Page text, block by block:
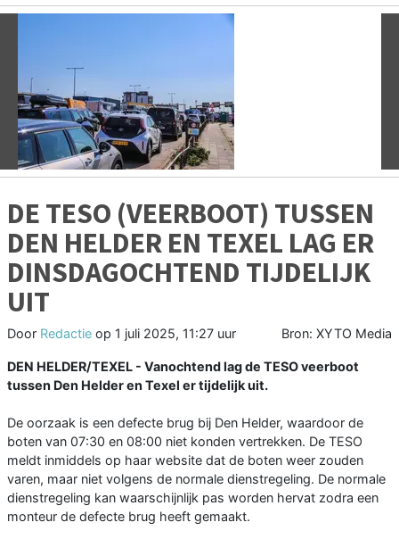
Vorige
DE TESO (VEERBOOT) TUSSEN
DEN HELDER EN TEXEL LAG ER
DINSDAGOCHTEND TIJDELIJK
UIT
Door Redactie op 1 juli 2025, 11:27 uur Bron: XYTO Media
DEN HELDER/TEXEL - Vanochtend lag de TESO veerboot
tussen Den Helder en Texel er tijdelijk uit.
De oorzaak is een defecte brug bij Den Helder, waardoor de
boten van 07:30 en 08:00 niet konden vertrekken. De TESO
meldt inmiddels op haar website dat de boten weer zouden
varen, maar niet volgens de normale dienstregeling. De normale
dienstregeling kan waarschijnlijk pas worden hervat zodra een
monteur de defecte brug heeft gemaakt.